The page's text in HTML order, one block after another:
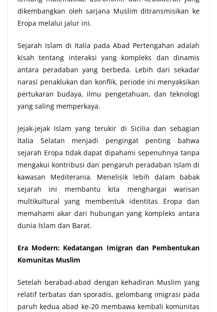
dikembangkan oleh sarjana Muslim ditransmisikan ke
Eropa melalui jalur ini.
Sejarah Islam di Italia pada Abad Pertengahan adalah
kisah tentang interaksi yang kompleks dan dinamis
antara peradaban yang berbeda. Lebih dari sekadar
narasi penaklukan dan konflik, periode ini menyaksikan
pertukaran budaya, ilmu pengetahuan, dan teknologi
yang saling memperkaya.
Jejak-jejak Islam yang terukir di Sicilia dan sebagian
Italia Selatan menjadi pengingat penting bahwa
sejarah Eropa tidak dapat dipahami sepenuhnya tanpa
mengakui kontribusi dan pengaruh peradaban Islam di
kawasan Mediterania. Menelisik lebih dalam babak
sejarah ini membantu kita menghargai warisan
multikultural yang membentuk identitas Eropa dan
memahami akar dari hubungan yang kompleks antara
dunia Islam dan Barat.
Era Modern: Kedatangan Imigran dan Pembentukan
Komunitas Muslim
Setelah berabad-abad dengan kehadiran Muslim yang
relatif terbatas dan sporadis, gelombang imigrasi pada
paruh kedua abad ke-20 membawa kembali komunitas